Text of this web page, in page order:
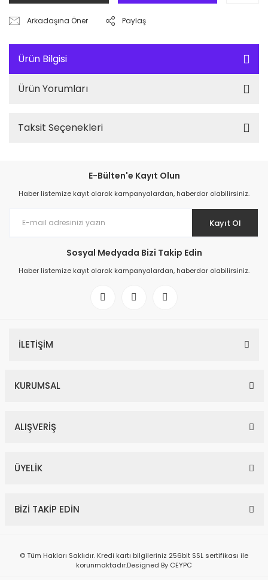
Arkadaşına Öner Paylaş
Ürün Bilgisi
Ürün Yorumları
Taksit Seçenekleri
E-Bülten'e Kayıt Olun
Haber listemize kayıt olarak kampanyalardan, haberdar olabilirsiniz.
Kayıt Ol
Sosyal Medyada Bizi Takip Edin
Haber listemize kayıt olarak kampanyalardan, haberdar olabilirsiniz.
İLETİŞİM
KURUMSAL
ALIŞVERİŞ
ÜYELİK
BİZİ TAKİP EDİN
© Tüm Hakları Saklıdır. Kredi kartı bilgileriniz 256bit SSL sertifikası ile
korunmaktadır.Designed By CEYPC